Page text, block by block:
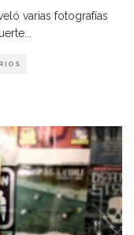
varias fotografías